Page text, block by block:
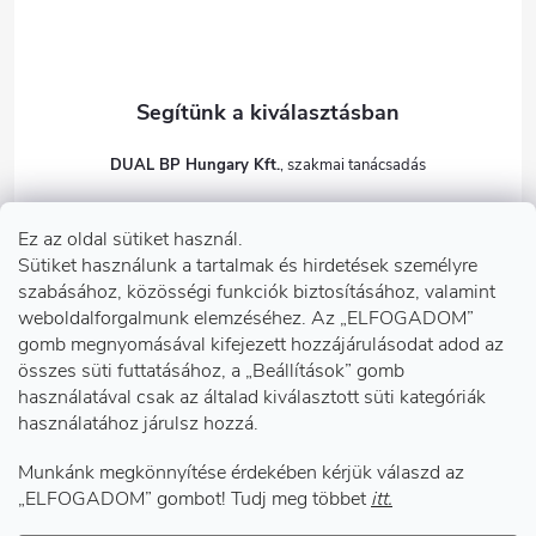
Ez az oldal sütiket használ.
Sütiket használunk a tartalmak és hirdetések személyre
szabásához, közösségi funkciók biztosításához, valamint
weboldalforgalmunk elemzéséhez. Az „ELFOGADOM”
gomb megnyomásával kifejezett hozzájárulásodat adod az
összes süti futtatásához, a „Beállítások” gomb
használatával csak az általad kiválasztott süti kategóriák
használatához járulsz hozzá.
Munkánk megkönnyítése érdekében kérjük válaszd az
„ELFOGADOM” gombot! Tudj meg többet itt.
Információk önnek
Telephelyeink
Facebook
DUAL BP Hungary Kft.
dualbp.hu